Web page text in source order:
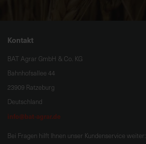
Kontakt
BAT Agrar GmbH & Co. KG
Bahnhofsallee 44
23909 Ratzeburg
Deutschland
info@bat-agrar.de
Bei Fragen hilft Ihnen unser Kundenservice weiter: